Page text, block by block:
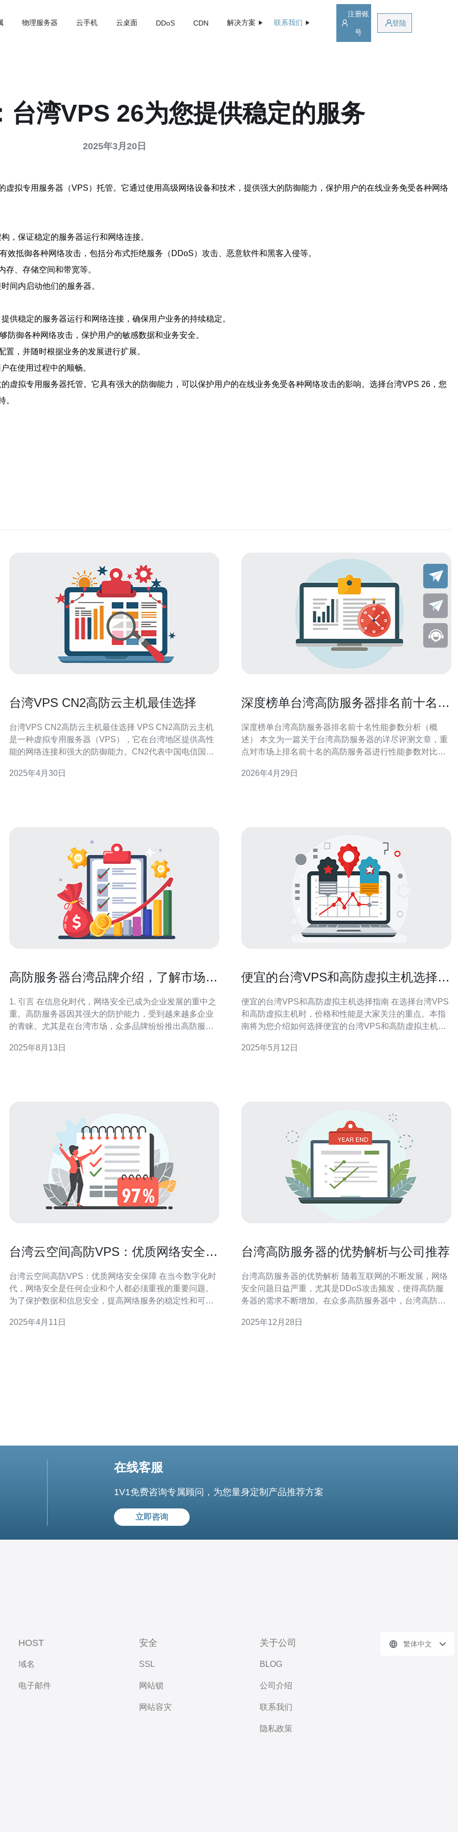
物理服务器 云手机 云桌面 DDoS CDN 解决方案 联系我们
注册账
号
登陆
台湾VPS 26为您提供稳定的服务
2025年3月20日
拟专用服务器（VPS）托管。它通过使用高级网络设备和技术，提供强大的防御能力，保护用户的在线业务免受各种网络
，保证稳定的服务器运行和网络连接。
抵御各种网络攻击，包括分布式拒绝服务（DDoS）攻击、恶意软件和黑客入侵等。
、存储空间和带宽等。
间内启动他们的服务器。
供稳定的服务器运行和网络连接，确保用户业务的持续稳定。
御各种网络攻击，保护用户的敏感数据和业务安全。
，并随时根据业务的发展进行扩展。
在使用过程中的顺畅。
虚拟专用服务器托管。它具有强大的防御能力，可以保护用户的在线业务免受各种网络攻击的影响。选择台湾VPS 26，您
。
台湾VPS CN2高防云主机最佳选择
台湾VPS CN2高防云主机最佳选择 VPS CN2高防云主机
是一种虚拟专用服务器（VPS），它在台湾地区提供高性
能的网络连接和强大的防御能力。CN2代表中国电信国际
CN2网络以其低延迟、高带宽和稳定性而闻名，适用于对
2025年4月30日
深度榜单台湾高防服务器排名前十名性
深度榜单台湾高防服务器排名前十名性能参数分析（概
述） 本文为一篇关于台湾高防服务器的详尽评测文章，重
点对市场上排名前十名的高防服务器进行性能参数对比与
护，建议优先考虑大型电信级机房与专业清洗厂商；若追
2026年4月29日
高防服务器台湾品牌介绍，了解市场热
1. 引言 在信息化时代，网络安全已成为企业发展的重中之
重。高防服务器因其强大的防护能力，受到越来越多企业
的青睐。尤其是在台湾市场，众多品牌纷纷推出高防服务
器专为抵御DDoS攻击等网
2025年8月13日
便宜的台湾VPS和高防虚拟主机选择指
便宜的台湾VPS和高防虚拟主机选择指南 在选择台湾VPS
和高防虚拟主机时，价格和性能是大家关注的重点。本指
南将为您介绍如何选择便宜的台湾VPS和高防虚拟主机，
前，首先要明确您的需求，包括带宽、内存、CPU等方面
2025年5月12日
台湾云空间高防VPS：优质网络安全保
台湾云空间高防VPS：优质网络安全保障 在当今数字化时
代，网络安全是任何企业和个人都必须重视的重要问题。
为了保护数据和信息安全，提高网络服务的稳定性和可靠
间高防VPS是一种基于虚拟化技术的服务器架构，它为用
2025年4月11日
台湾高防服务器的优势解析与公司推荐
台湾高防服务器的优势解析 随着互联网的不断发展，网络
安全问题日益严重，尤其是DDoS攻击频发，使得高防服
务器的需求不断增加。在众多高防服务器中，台湾高防服
高防服务器的三大优势，并推荐几家值得信赖的服务提供
2025年12月28日
在线客服
1V1免费咨询专属顾问，为您量身定制产品推荐方案
立即咨询
HOST
域名
电子邮件
安全
SSL
网站锁
网站容灾
关于公司
BLOG
公司介绍
联系我们
隐私政策
繁体中文